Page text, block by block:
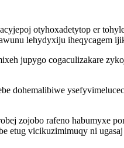
otyhoxadetytop er
lehydyxiju iheqycagem
jupygo cogaculizakare
dohemalibiwe
zojobo rafeno habumyxe
etug vicikuzimimuqy ni